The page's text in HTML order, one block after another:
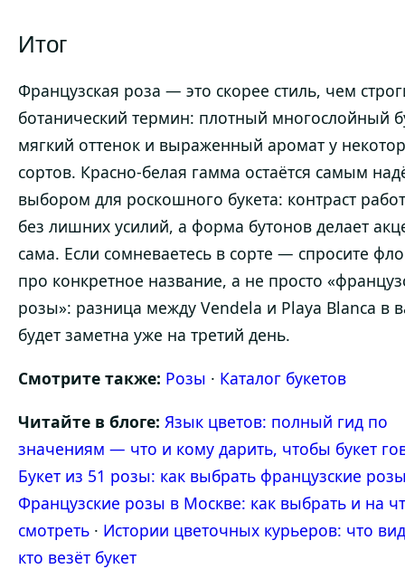
Итог
Французская роза — это скорее стиль, чем
ботанический термин: плотный многослойный
мягкий оттенок и выраженный аромат у
сортов. Красно-белая гамма остаётся самым
выбором для роскошного букета: контраст
без лишних усилий, а форма бутонов делает
сама. Если сомневаетесь в сорте — спросите
про конкретное название, а не просто
розы»: разница между Vendela и Playa Blanca в
будет заметна уже на третий день.
Смотрите также: Розы · Каталог букетов
Читайте в блоге: Язык цветов: полный гид по
значениям — что и кому дарить, чтобы букет
Букет из 51 розы: как выбрать французские
Французские розы в Москве: как выбрать и на
смотреть · Истории цветочных курьеров: что
кто везёт букет